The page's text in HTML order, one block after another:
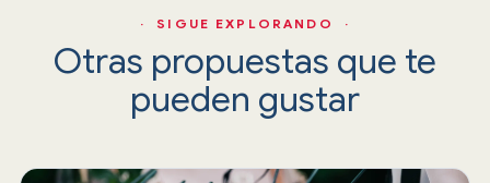
· SIGUE EXPLORANDO ·
Otras propuestas que te
pueden gustar